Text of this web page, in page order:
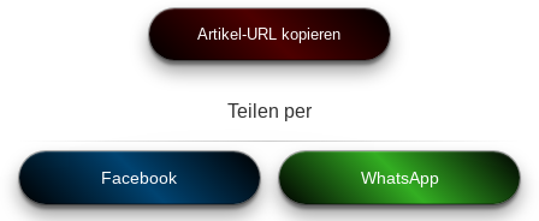
Artikel-URL kopieren
Teilen per
Facebook WhatsApp